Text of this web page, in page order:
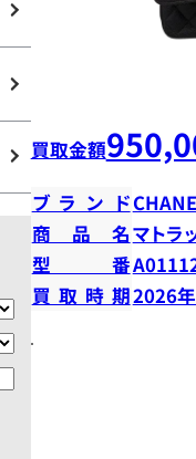
買取金額
ブランド
商品名マトラ
型番
買取時期2026